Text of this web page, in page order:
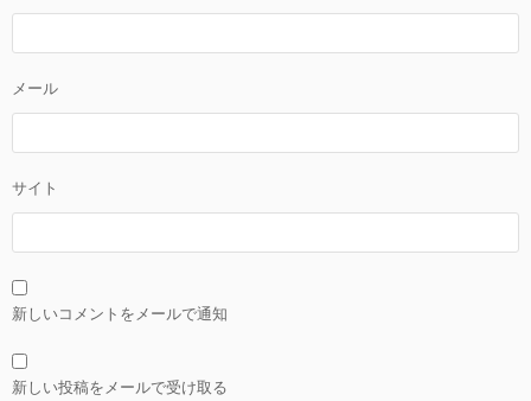
メール
サイト
新しいコメントをメールで通知
新しい投稿をメールで受け取る